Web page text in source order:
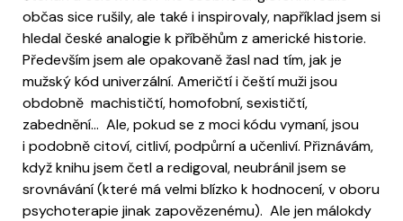
občas sice rušily, ale také i inspirovaly, například jsem si
hledal české analogie k příběhům z americké historie.
Především jsem ale opakovaně žasl nad tím, jak je
mužský kód univerzální. Američtí i čeští muži jsou
obdobně machističtí, homofobní, sexističtí,
zabednění… Ale, pokud se z moci kódu vymaní, jsou
i podobně citoví, citliví, podpůrní a učenliví. Přiznávám,
když knihu jsem četl a redigoval, neubránil jsem se
srovnávání (které má velmi blízko k hodnocení, v oboru
psychoterapie jinak zapovězenému). Ale jen málokdy